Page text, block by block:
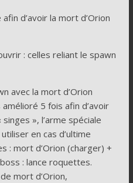
d’avoir la mort d’Orion
: celles reliant le spawn
avec la mort d’Orion
5 fois afin d’avoir
», l’arme spéciale
en cas d’ultime
: mort d’Orion (charger) +
: lance roquettes.
mort d’Orion,